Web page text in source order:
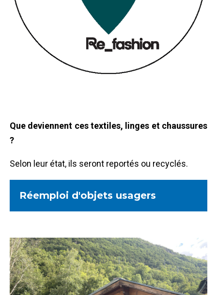
Que deviennent ces textiles, linges et chaussures
?
Selon leur état, ils seront reportés ou recyclés.
Réemploi d'objets usagers